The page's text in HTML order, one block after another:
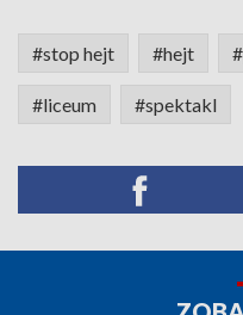
#stop hejt #hejt
#liceum #spektakl